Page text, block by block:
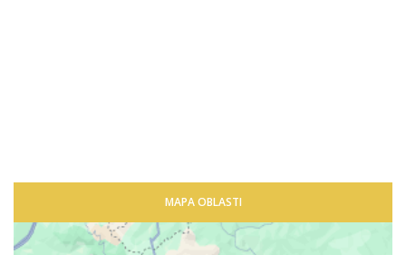
MAPA OBLASTI